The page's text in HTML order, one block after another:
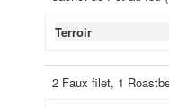
Terroir
2 Faux filet, 1